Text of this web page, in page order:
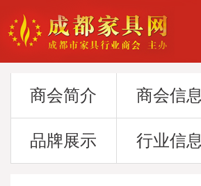
商会简介 商会信息
品牌展示 行业信息